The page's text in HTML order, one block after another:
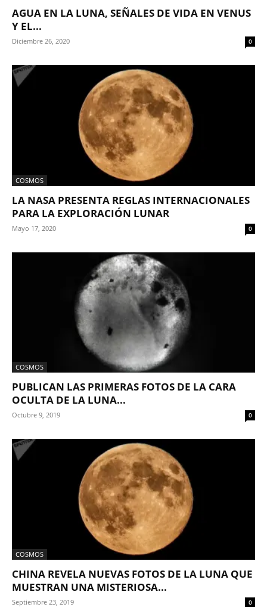
AGUA EN LA LUNA, SEÑALES DE VIDA EN VENUS
Y EL...
Diciembre 26, 2020 0
COSMOS
LA NASA PRESENTA REGLAS INTERNACIONALES
PARA LA EXPLORACIÓN LUNAR
Mayo 17, 2020 0
COSMOS
PUBLICAN LAS PRIMERAS FOTOS DE LA CARA
OCULTA DE LA LUNA...
Octubre 9, 2019 0
COSMOS
CHINA REVELA NUEVAS FOTOS DE LA LUNA QUE
MUESTRAN UNA MISTERIOSA...
Septiembre 23, 2019 0